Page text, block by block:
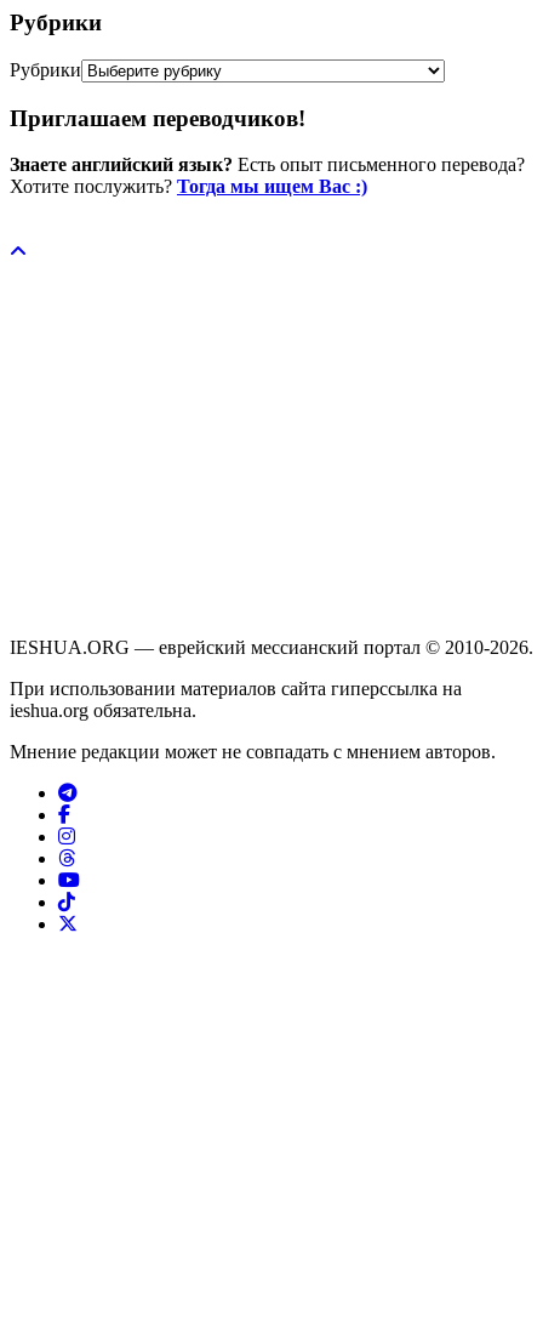
Рубрики
Рубрики
Приглашаем переводчиков!
Знаете английский язык? Есть опыт письменного перевода?
Хотите послужить? Тогда мы ищем Вас :)
IESHUA.ORG — еврейский мессианский портал © 2010-2026.
При использовании материалов сайта гиперссылка на
ieshua.org обязательна.
Мнение редакции может не совпадать с мнением авторов.